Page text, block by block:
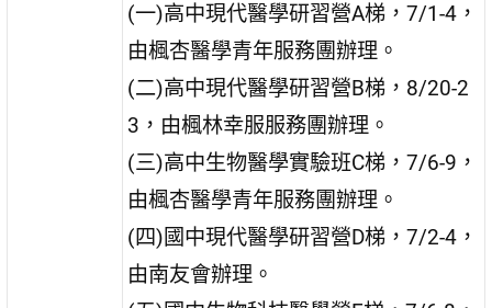
(一)高中現代醫學研習營A梯，7/1-4，
由楓杏醫學青年服務團辦理。
(二)高中現代醫學研習營B梯，8/20-2
3，由楓林幸服服務團辦理。
(三)高中生物醫學實驗班C梯，7/6-9，
由楓杏醫學青年服務團辦理。
(四)國中現代醫學研習營D梯，7/2-4，
由南友會辦理。